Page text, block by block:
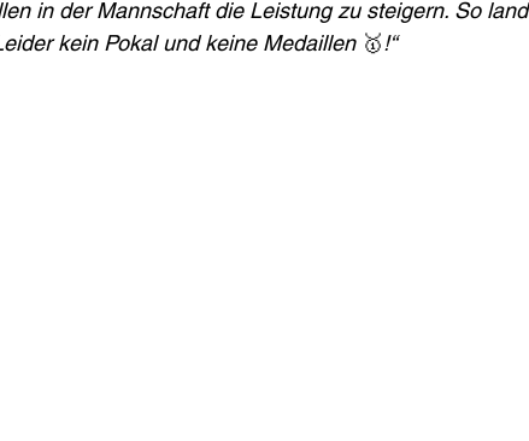
in der Mannschaft die Leistung zu steigern. So
kein Pokal und keine Medaillen 🥇!“